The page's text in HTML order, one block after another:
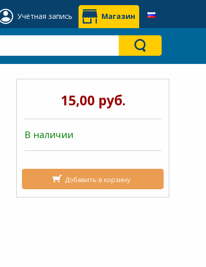
Учётная запись Магазин
15,00 руб.
В наличии
Добавить в корзину